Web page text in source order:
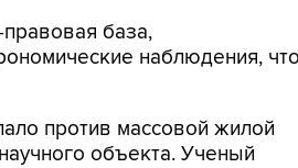
база,
наблюдения, что
против массовой жилой
объекта. Ученый